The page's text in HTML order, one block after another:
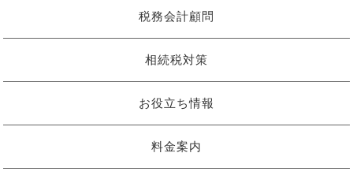
税務会計顧問
相続税対策
お役立ち情報
料金案内